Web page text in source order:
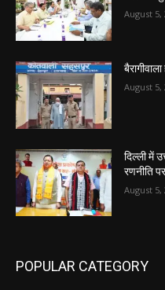
August 5,
August 5,
दिल्ली में
रणनीति
August 5,
POPULAR CATEGORY